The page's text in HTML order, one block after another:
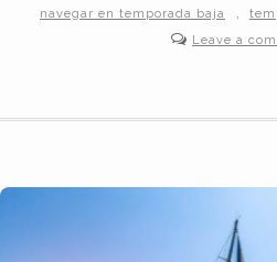
navegar en temporada baja ,
Leave a